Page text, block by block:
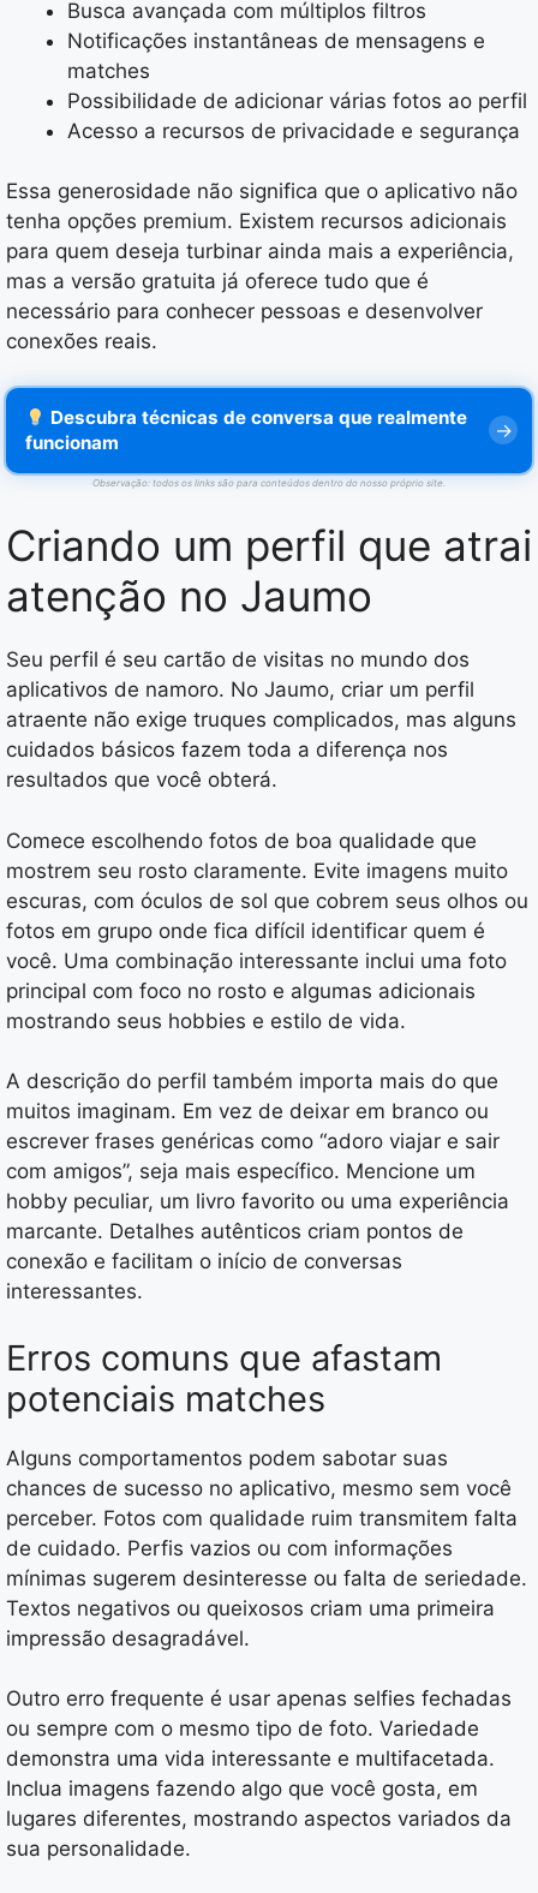
Busca avançada com múltiplos filtros
Notificações instantâneas de mensagens e
matches
Possibilidade de adicionar várias fotos ao perfil
Acesso a recursos de privacidade e segurança
Essa generosidade não significa que o aplicativo não
tenha opções premium. Existem recursos adicionais
para quem deseja turbinar ainda mais a experiência,
mas a versão gratuita já oferece tudo que é
necessário para conhecer pessoas e desenvolver
conexões reais.
Descubra técnicas de conversa que realmente
funcionam
Observação: todos os links são para conteúdos dentro do nosso próprio site.
Criando um perfil que atrai
atenção no Jaumo
Seu perfil é seu cartão de visitas no mundo dos
aplicativos de namoro. No Jaumo, criar um perfil
atraente não exige truques complicados, mas alguns
cuidados básicos fazem toda a diferença nos
resultados que você obterá.
Comece escolhendo fotos de boa qualidade que
mostrem seu rosto claramente. Evite imagens muito
escuras, com óculos de sol que cobrem seus olhos ou
fotos em grupo onde fica difícil identificar quem é
você. Uma combinação interessante inclui uma foto
principal com foco no rosto e algumas adicionais
mostrando seus hobbies e estilo de vida.
A descrição do perfil também importa mais do que
muitos imaginam. Em vez de deixar em branco ou
escrever frases genéricas como “adoro viajar e sair
com amigos”, seja mais específico. Mencione um
hobby peculiar, um livro favorito ou uma experiência
marcante. Detalhes autênticos criam pontos de
conexão e facilitam o início de conversas
interessantes.
Erros comuns que afastam
potenciais matches
Alguns comportamentos podem sabotar suas
chances de sucesso no aplicativo, mesmo sem você
perceber. Fotos com qualidade ruim transmitem falta
de cuidado. Perfis vazios ou com informações
mínimas sugerem desinteresse ou falta de seriedade.
Textos negativos ou queixosos criam uma primeira
impressão desagradável.
Outro erro frequente é usar apenas selfies fechadas
ou sempre com o mesmo tipo de foto. Variedade
demonstra uma vida interessante e multifacetada.
Inclua imagens fazendo algo que você gosta, em
lugares diferentes, mostrando aspectos variados da
sua personalidade.